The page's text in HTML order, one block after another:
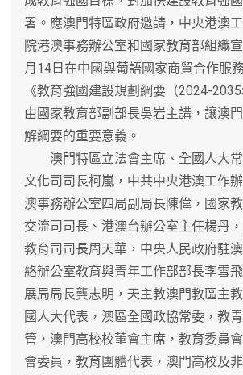
署。應澳門特區政府邀請，中央港澳
院港澳事務辦公室和國家教育部組織
月14日在中國與葡語國家商貿合作服
《教育強國建設規劃綱要（2024-
由國家教育部副部長吳岩主講，讓澳
解綱要的重要意義。
澳門特區立法會主席、全國人大常
文化司司長柯嵐，中共中央港澳工作
澳事務辦公室四局副局長陳偉，國家
交流司司長、港澳台辦公室主任楊丹
教育司司長周天華，中央人民政府駐
絡辦公室教育與青年工作部部長李雪
展局局長龔志明，天主教澳門教區主
國人大代表，澳區全國政協常委，教
管，澳門高校校董會主席，教育委員
會委員，教育團體代表，澳門高校及